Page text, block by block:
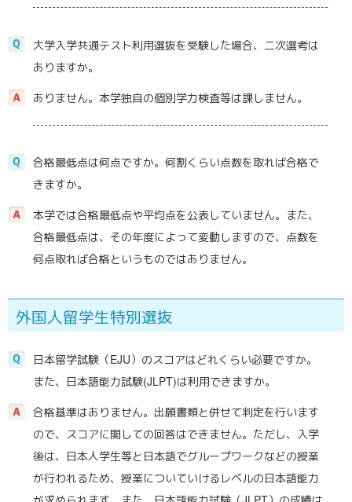
大学入学共通テスト利用選抜を受験した場合、二次選考は
ありますか。
ありません。本学独自の個別学力検査等は課しません。
合格最低点は何点ですか。何割くらい点数を取れば合格で
きますか。
本学では合格最低点や平均点を公表していません。また、
合格最低点は、その年度によって変動しますので、点数を
何点取れば合格というものではありません。
外国人留学生特別選抜
日本留学試験（EJU）のスコアはどれくらい必要ですか。
また、日本語能力試験(JLPT)は利用できますか。
合格基準はありません。出願書類と併せて判定を行います
ので、スコアに関しての回答はできません。ただし、入学
後は、日本人学生等と日本語でグループワークなどの授業
が行われるため、授業についていけるレベルの日本語能力